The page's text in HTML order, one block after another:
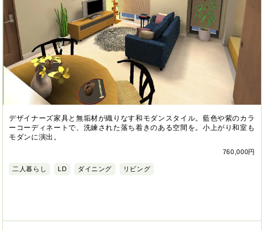
デザイナーズ家具と無垢材が織りなす和モダンスタイル。藍色や紫のカラ
ーコーディネートで、洗練された落ち着きのある空間を。小上がり和室も
モダンに演出。
760,000円
二人暮らし LD ダイニング リビング